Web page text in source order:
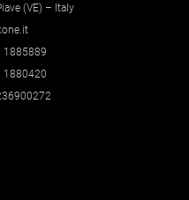
(VE) – Italy
1885889
1880420